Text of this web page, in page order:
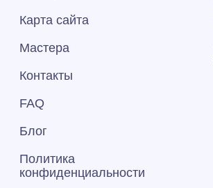
Карта сайта
Мастера
Контакты
FAQ
Блог
Политика
конфиденциальности